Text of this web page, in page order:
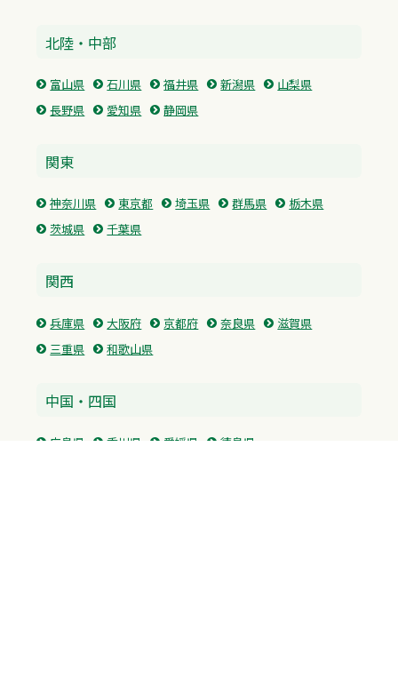
北陸・中部
富山県 石川県 福井県 新潟県
山梨県
長野県
愛知県 静岡県
関東
神奈川県 東京都 埼玉県 群馬県
栃木県
茨城県
千葉県
関西
兵庫県 大阪府 京都府 奈良県
滋賀県
三重県
和歌山県
中国・四国
広島県 香川県 愛媛県 徳島県